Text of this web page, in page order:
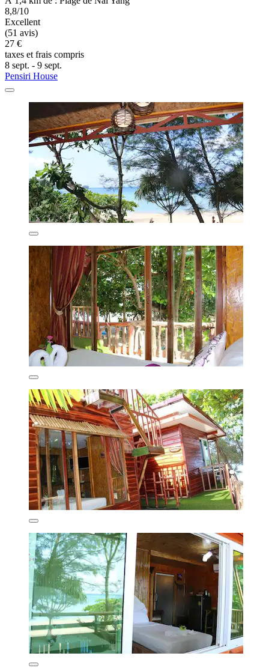
8,8/10
Excellent
(51 avis)
27 €
taxes et frais compris
8 sept. - 9 sept.
Pensiri House